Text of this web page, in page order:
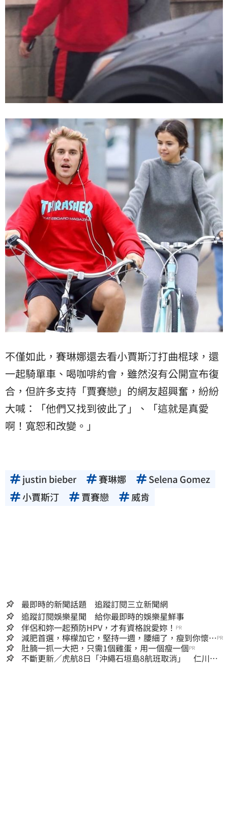
不僅如此，賽琳娜還去看小賈斯汀打曲棍球，還
一起騎單車、喝咖啡約會，雖然沒有公開宣布復
合，但許多支持「賈賽戀」的網友超興奮，紛紛
大喊：「他們又找到彼此了」、「這就是真愛
啊！寬恕和改變。」
justin bieber 賽琳娜
Selena Gomez
小賈斯汀
賈賽戀 威肯
最即時的新聞話題 追蹤訂閱三立新聞網
追蹤訂閱娛樂星聞 給你最即時的娛樂星鮮事
伴侶和妳一起預防HPV，才有資格說愛妳！ PR
減肥首選，檸檬加它，堅持一週，腰細了，瘦到你懷疑
人生
PR
肚腩一抓一大把，只需1個雞蛋，用一個瘦一個PR
不斷更新／虎航8日「沖繩石垣島8航班取消」 仁川返